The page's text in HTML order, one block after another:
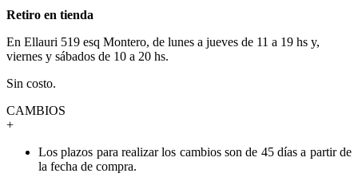
Retiro en tienda
En Ellauri 519 esq Montero, de lunes a jueves de 11 a 19 hs y,
viernes y sábados de 10 a 20 hs.
Sin costo.
CAMBIOS
+
Los plazos para realizar los cambios son de 45 días a partir de
la fecha de compra.